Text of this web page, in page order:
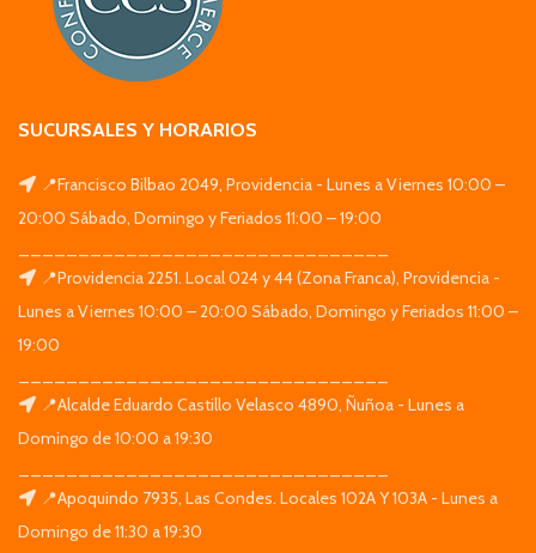
SUCURSALES Y HORARIOS
📍Francisco Bilbao 2049, Providencia - Lunes a Viernes 10:00 –
20:00 Sábado, Domingo y Feriados 11:00 – 19:00
📍Providencia 2251. Local 024 y 44 (Zona Franca), Providencia -
Lunes a Viernes 10:00 – 20:00 Sábado, Domingo y Feriados 11:00 –
19:00
📍Alcalde Eduardo Castillo Velasco 4890, Ñuñoa - Lunes a
Domingo de 10:00 a 19:30
📍Apoquindo 7935, Las Condes. Locales 102A Y 103A - Lunes a
Domingo de 11:30 a 19:30